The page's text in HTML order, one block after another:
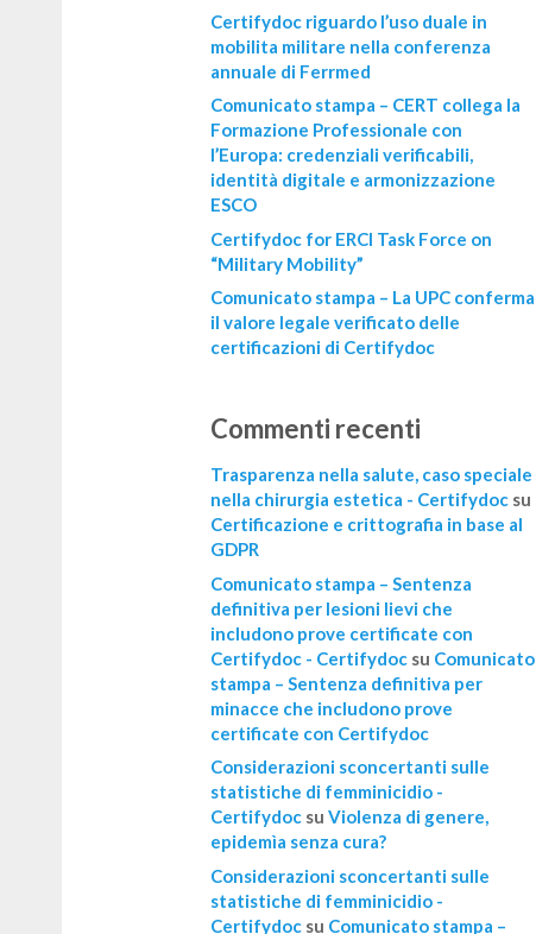
Certifydoc riguardo l’uso duale in
mobilita militare nella conferenza
annuale di Ferrmed
Comunicato stampa – CERT collega la
Formazione Professionale con
l’Europa: credenziali verificabili,
identità digitale e armonizzazione
ESCO
Certifydoc for ERCI Task Force on
“Military Mobility”
Comunicato stampa – La UPC conferma
il valore legale verificato delle
certificazioni di Certifydoc
Commenti recenti
Trasparenza nella salute, caso speciale
nella chirurgia estetica - Certifydoc su
Certificazione e crittografia in base al
GDPR
Comunicato stampa – Sentenza
definitiva per lesioni lievi che
includono prove certificate con
Certifydoc - Certifydoc su Comunicato
stampa – Sentenza definitiva per
minacce che includono prove
certificate con Certifydoc
Considerazioni sconcertanti sulle
statistiche di femminicidio -
Certifydoc su Violenza di genere,
epidemìa senza cura?
Considerazioni sconcertanti sulle
statistiche di femminicidio -
Certifydoc su Comunicato stampa –